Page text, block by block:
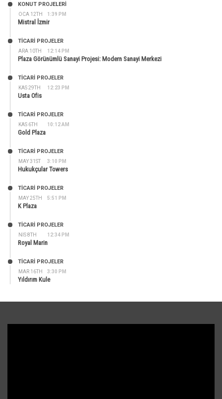
OCA 12TH 1:39 PM
KONUT PROJELERI
Mistral İzmir
ARA 10TH 12:14 PM
TİCARİ PROJELER
Plaza Görünümlü Sanayi Projesi: Modern Sanayi Merkezi
KAS 29TH 12:23 PM
TİCARİ PROJELER
Usta Ofis
KAS 6TH 10:12 AM
TİCARİ PROJELER
Gold Plaza
MAY 31ST 3:10 PM
TİCARİ PROJELER
Hukukçular Towers
MAY 25TH 5:51 PM
TİCARİ PROJELER
K Plaza
NIS 8TH 12:34 PM
TİCARİ PROJELER
Royal Marin
MAR 16TH 3:30 PM
TİCARİ PROJELER
Yıldırım Kule